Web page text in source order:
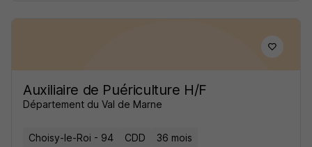
Auxiliaire de Puériculture H/F
Département du Val de Marne
Choisy-le-Roi - 94 CDD 36 mois